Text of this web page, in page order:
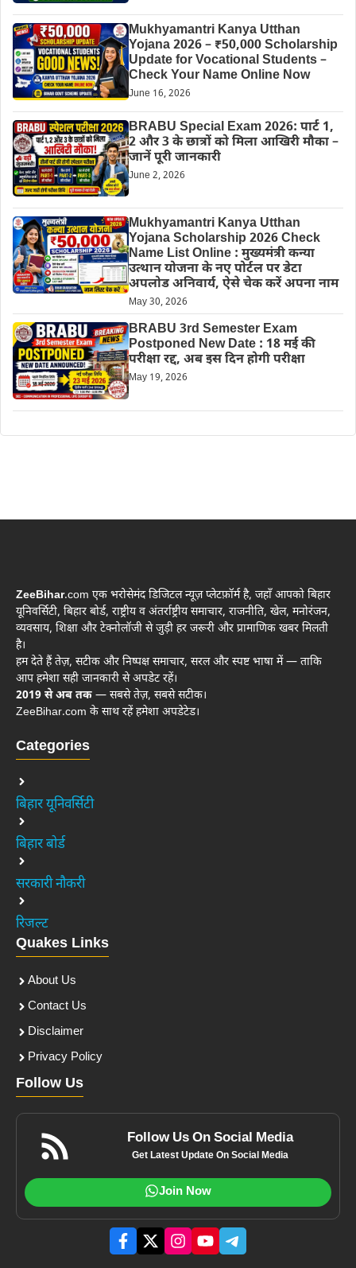
Mukhyamantri Kanya Utthan
Yojana 2026 – ₹50,000 Scholarship
Update for Vocational Students –
Check Your Name Online Now
June 16, 2026
BRABU Special Exam 2026: पार्ट 1,
2 और 3 के छात्रों को मिला आखिरी मौका –
जानें पूरी जानकारी
June 2, 2026
Mukhyamantri Kanya Utthan
Yojana Scholarship 2026 Check
Name List Online : मुख्यमंत्री कन्या
उत्थान योजना के नए पोर्टल पर डेटा
अपलोड अनिवार्य, ऐसे चेक करें अपना नाम
May 30, 2026
BRABU 3rd Semester Exam
Postponed New Date : 18 मई की
परीक्षा रद्द, अब इस दिन होगी परीक्षा
May 19, 2026
ZeeBihar.com एक भरोसेमंद डिजिटल न्यूज़ प्लेटफ़ॉर्म है, जहाँ आपको बिहार
यूनिवर्सिटी, बिहार बोर्ड, राष्ट्रीय व अंतर्राष्ट्रीय समाचार, राजनीति, खेल, मनोरंजन,
व्यवसाय, शिक्षा और टेक्नोलॉजी से जुड़ी हर जरूरी और प्रामाणिक खबर मिलती
है।
हम देते हैं तेज़, सटीक और निष्पक्ष समाचार, सरल और स्पष्ट भाषा में — ताकि
आप हमेशा सही जानकारी से अपडेट रहें।
2019 से अब तक — सबसे तेज़, सबसे सटीक।
ZeeBihar.com के साथ रहें हमेशा अपडेटेड।
Categories
बिहार यूनिवर्सिटी
बिहार बोर्ड
सरकारी नौकरी
रिजल्ट
Quakes Links
About Us
Contact Us
Disclaimer
Privacy Policy
Follow Us
Follow Us On Social Media
Get Latest Update On Social Media
Join Now